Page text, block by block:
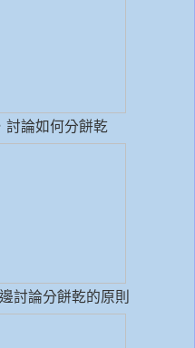
討論如何分餅乾
討論分餅乾的原則